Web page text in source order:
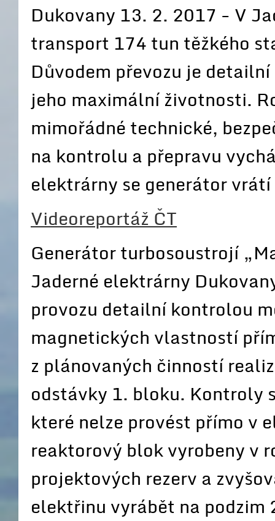
Dukovany 13. 2. 2017 - V
transport 174 tun těžkého
Důvodem převozu je
jeho maximální životnosti.
mimořádné technické,
na kontrolu a přepravu
elektrárny se generátor
Videoreportáž ČT
Generátor turbosoustrojí
Jaderné elektrárny
provozu detailní kontrolou
magnetických vlastností
z plánovaných činností
odstávky 1. bloku. Kontroly
které nelze provést přímo v
reaktorový blok vyrobeny v
projektových rezerv a
elektřinu vyrábět na podzim